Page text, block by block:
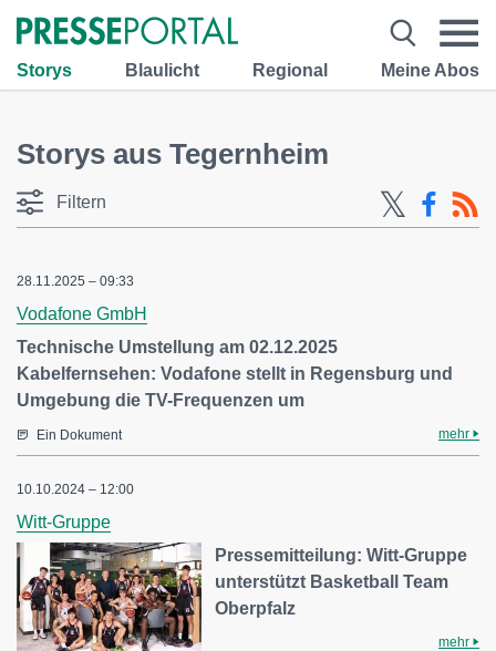
Storys Blaulicht Regional Meine Abos
Storys aus Tegernheim
Filtern
28.11.2025 – 09:33
Vodafone GmbH
Technische Umstellung am 02.12.2025
Kabelfernsehen: Vodafone stellt in Regensburg und
Umgebung die TV-Frequenzen um
Ein Dokument mehr
10.10.2024 – 12:00
Witt-Gruppe
Pressemitteilung: Witt-Gruppe
unterstützt Basketball Team
Oberpfalz
mehr